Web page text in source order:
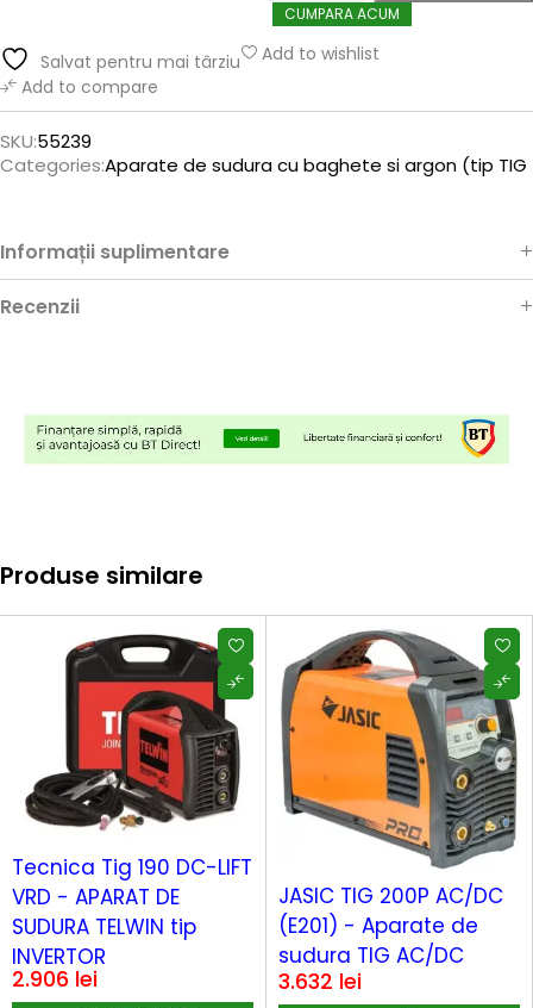
CUMPARA ACUM
Salvat pentru mai târziu
Add to wishlist
Add to compare
SKU:55239
Categories:Aparate de sudura cu baghete si argon (tip TIG
Informații suplimentare
Recenzii
Produse similare
Tecnica Tig 190 DC-LIFT
VRD - APARAT DE
SUDURA TELWIN tip
INVERTOR
2.906 lei
JASIC TIG 200P AC/DC
(E201) - Aparate de
sudura TIG AC/DC
3.632 lei